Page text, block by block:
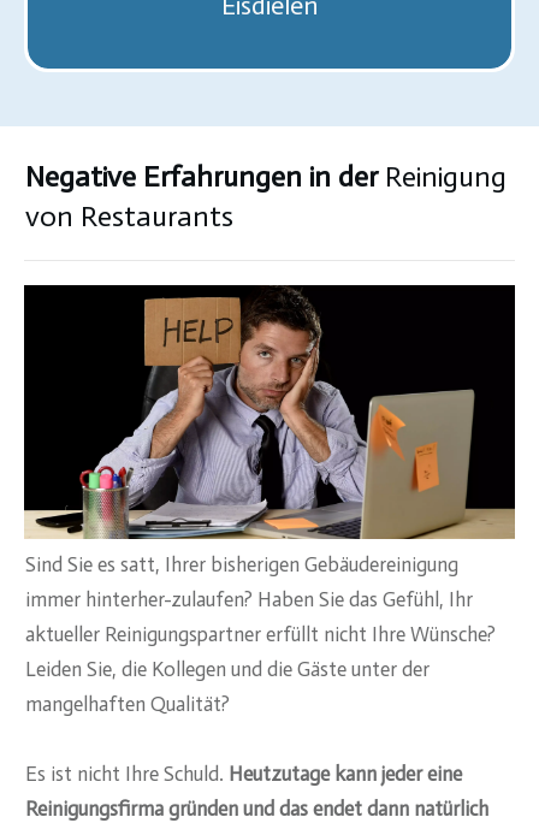
Negative Erfahrungen in der Reinigung
von Restaurants
Sind Sie es satt, Ihrer bisherigen Gebäudereinigung
immer hinterher-zulaufen? Haben Sie das Gefühl, Ihr
aktueller Reinigungspartner erfüllt nicht Ihre Wünsche?
Leiden Sie, die Kollegen und die Gäste unter der
mangelhaften Qualität?
Es ist nicht Ihre Schuld. Heutzutage kann jeder eine
Reinigungsfirma gründen und das endet dann natürlich